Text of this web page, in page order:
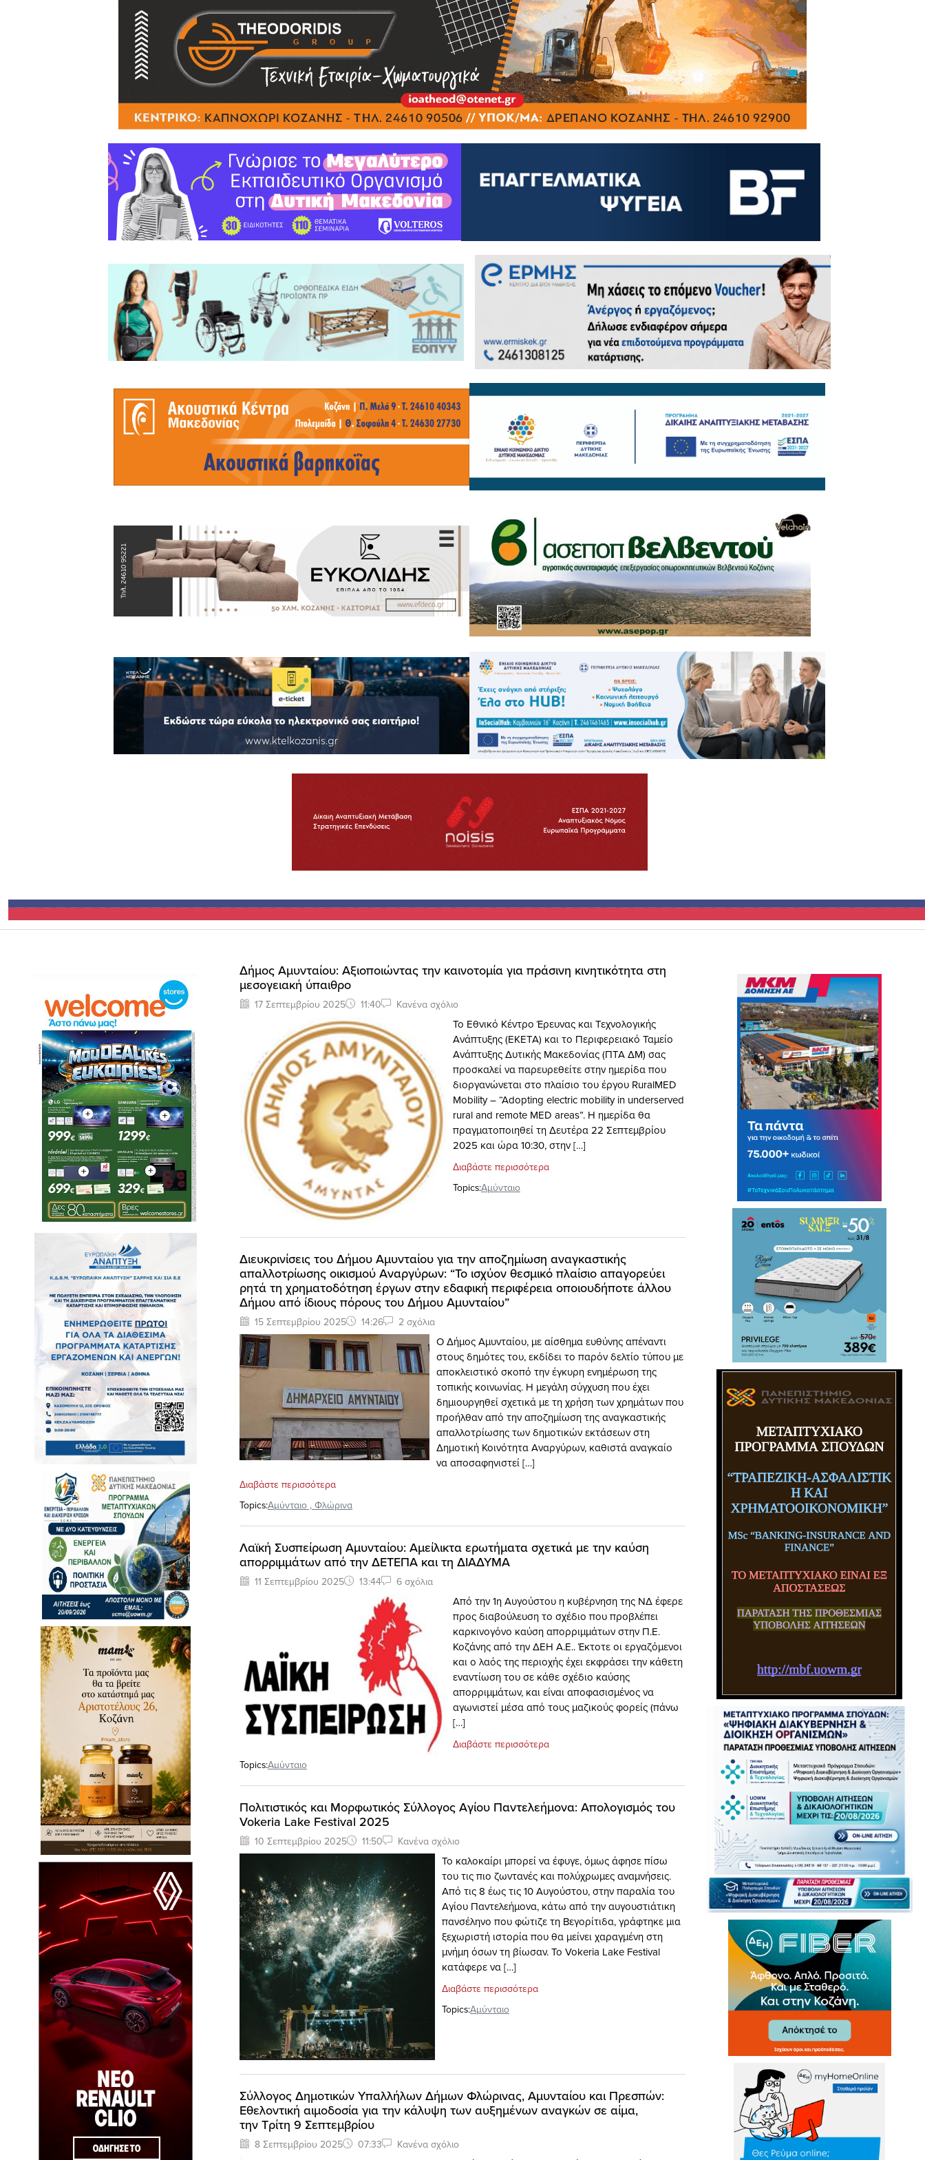
Δήμος Αμυνταίου: Αξιοποιώντας την καινοτομία για πράσινη κινητικότητα στη
μεσογειακή ύπαιθρο
17 Σεπτεμβρίου 2025 11:40 Κανένα σχόλιο
Το Εθνικό Κέντρο Έρευνας και Τεχνολογικής
Ανάπτυξης (ΕΚΕΤΑ) και το Περιφερειακό Ταμείο
Ανάπτυξης Δυτικής Μακεδονίας (ΠΤΑ ΔΜ) σας
προσκαλεί να παρευρεθείτε στην ημερίδα που
διοργανώνεται στο πλαίσιο του έργου RuralMED
Mobility – “Adopting electric mobility in underserved
rural and remote MED areas”. Η ημερίδα θα
πραγματοποιηθεί τη Δευτέρα 22 Σεπτεμβρίου
2025 και ώρα 10:30, στην […]
Διαβάστε περισσότερα
Topics:Αμύνταιο
Διευκρινίσεις του Δήμου Αμυνταίου για την αποζημίωση αναγκαστικής
απαλλοτρίωσης οικισμού Αναργύρων: “Το ισχύον θεσμικό πλαίσιο απαγορεύει
ρητά τη χρηματοδότηση έργων στην εδαφική περιφέρεια οποιουδήποτε άλλου
Δήμου από ίδιους πόρους του Δήμου Αμυνταίου”
15 Σεπτεμβρίου 2025 14:26 2 σχόλια
Ο Δήμος Αμυνταίου, με αίσθημα ευθύνης απέναντι
στους δημότες του, εκδίδει το παρόν δελτίο τύπου με
αποκλειστικό σκοπό την έγκυρη ενημέρωση της
τοπικής κοινωνίας. Η μεγάλη σύγχυση που έχει
δημιουργηθεί σχετικά με τη χρήση των χρημάτων που
προήλθαν από την αποζημίωση της αναγκαστικής
απαλλοτρίωσης των δημοτικών εκτάσεων στη
Δημοτική Κοινότητα Αναργύρων, καθιστά αναγκαίο
να αποσαφηνιστεί […]
Διαβάστε περισσότερα
Topics:Αμύνταιο , Φλώρινα
Λαϊκή Συσπείρωση Αμυνταίου: Αμείλικτα ερωτήματα σχετικά με την καύση
απορριμμάτων από την ΔΕΤΕΠΑ και τη ΔΙΑΔΥΜΑ
11 Σεπτεμβρίου 2025 13:44 6 σχόλια
Από την 1η Αυγούστου η κυβέρνηση της ΝΔ έφερε
προς διαβούλευση το σχέδιο που προβλέπει
καρκινογόνο καύση απορριμμάτων στην Π.Ε.
Κοζάνης από την ΔΕΗ Α.Ε.. Έκτοτε οι εργαζόμενοι
και ο λαός της περιοχής έχει εκφράσει την κάθετη
εναντίωση του σε κάθε σχέδιο καύσης
απορριμμάτων, και είναι αποφασισμένος να
αγωνιστεί μέσα από τους μαζικούς φορείς (πάνω
[…]
Διαβάστε περισσότερα
Topics:Αμύνταιο
Πολιτιστικός και Μορφωτικός Σύλλογος Αγίου Παντελεήμονα: Απολογισμός του
Vokeria Lake Festival 2025
10 Σεπτεμβρίου 2025 11:50 Κανένα σχόλιο
Το καλοκαίρι μπορεί να έφυγε, όμως άφησε πίσω
του τις πιο ζωντανές και πολύχρωμες αναμνήσεις.
Από τις 8 έως τις 10 Αυγούστου, στην παραλία του
Αγίου Παντελεήμονα, κάτω από την αυγουστιάτικη
πανσέληνο που φώτιζε τη Βεγορίτιδα, γράφτηκε μια
ξεχωριστή ιστορία που θα μείνει χαραγμένη στη
μνήμη όσων τη βίωσαν. Το Vokeria Lake Festival
κατάφερε να […]
Διαβάστε περισσότερα
Topics:Αμύνταιο
Σύλλογος Δημοτικών Υπαλλήλων Δήμων Φλώρινας, Αμυνταίου και Πρεσπών:
Eθελοντική αιμοδοσία για την κάλυψη των αυξημένων αναγκών σε αίμα,
την Τρίτη 9 Σεπτεμβρίου
8 Σεπτεμβρίου 2025 07:33 Κανένα σχόλιο